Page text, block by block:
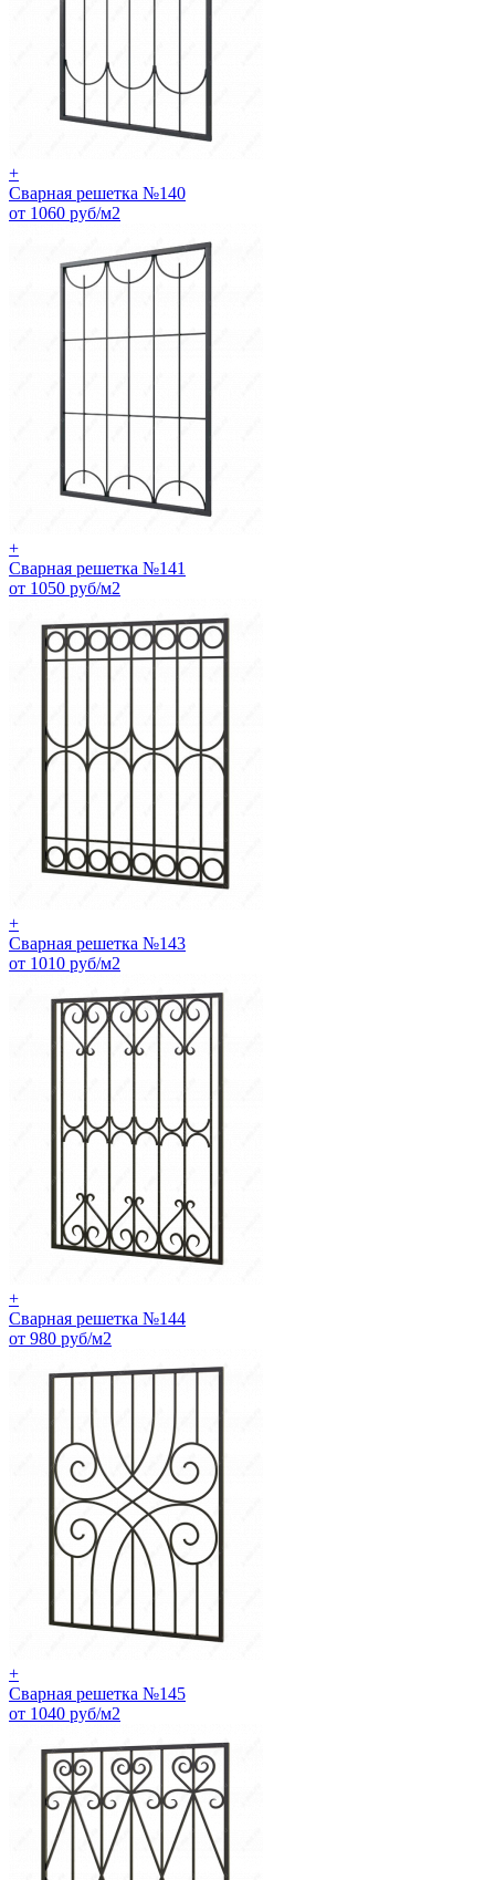
+
Сварная решетка №140
от 1060 руб/м2
+
Сварная решетка №141
от 1050 руб/м2
+
Сварная решетка №143
от 1010 руб/м2
+
Сварная решетка №144
от 980 руб/м2
+
Сварная решетка №145
от 1040 руб/м2